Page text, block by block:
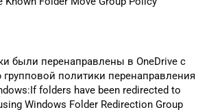
были перенаправлены в OneDrive с
политики перенаправления
folders have been redirected to
Windows Folder Redirection Group